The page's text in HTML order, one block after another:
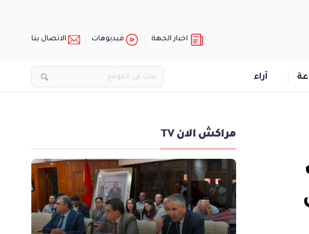
اخبار الجهة فيديوهات الاتصال بنا
آراء
مراكش الان TV